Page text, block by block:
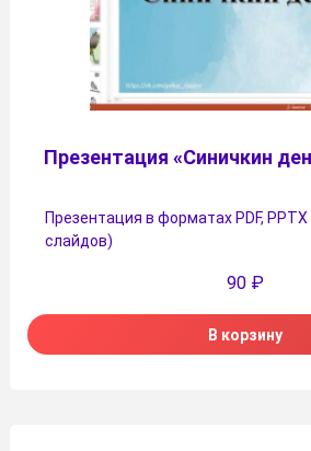
Презентация «Синичкин
Презентация в форматах PDF, PPTX
слайдов)
90 ₽
В корзину